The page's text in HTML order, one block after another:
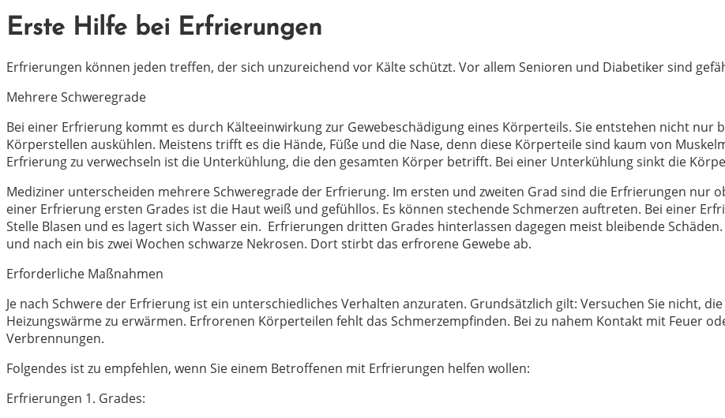
Erste Hilfe bei Erfrierungen
Erfrierungen können jeden treffen, der sich unzureichend vor Kälte schützt. Vor allem Senioren und Diabetiker sind
Mehrere Schweregrade
Bei einer Erfrierung kommt es durch Kälteeinwirkung zur Gewebeschädigung eines Körperteils. Sie entstehen nicht nur
Körperstellen auskühlen. Meistens trifft es die Hände, Füße und die Nase, denn diese Körperteile sind kaum von
Erfrierung zu verwechseln ist die Unterkühlung, die den gesamten Körper betrifft. Bei einer Unterkühlung sinkt die
Mediziner unterscheiden mehrere Schweregrade der Erfrierung. Im ersten und zweiten Grad sind die Erfrierungen nur
einer Erfrierung ersten Grades ist die Haut weiß und gefühllos. Es können stechende Schmerzen auftreten. Bei einer
Stelle Blasen und es lagert sich Wasser ein. Erfrierungen dritten Grades hinterlassen dagegen meist bleibende
und nach ein bis zwei Wochen schwarze Nekrosen. Dort stirbt das erfrorene Gewebe ab.
Erforderliche Maßnahmen
Je nach Schwere der Erfrierung ist ein unterschiedliches Verhalten anzuraten. Grundsätzlich gilt: Versuchen Sie nicht,
Heizungswärme zu erwärmen. Erfrorenen Körperteilen fehlt das Schmerzempfinden. Bei zu nahem Kontakt mit Feuer
Verbrennungen.
Folgendes ist zu empfehlen, wenn Sie einem Betroffenen mit Erfrierungen helfen wollen:
Erfrierungen 1. Grades: